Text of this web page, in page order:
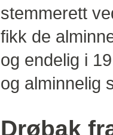
stemmerett
fikk de
og endelig i
og alminnelig
Drøbak